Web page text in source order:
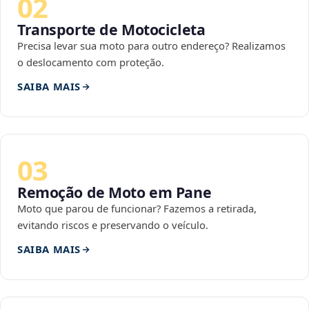
Transporte de Motocicleta
Precisa levar sua moto para outro endereço? Realizamos
o deslocamento com proteção.
SAIBA MAIS
03
Remoção de Moto em Pane
Moto que parou de funcionar? Fazemos a retirada,
evitando riscos e preservando o veículo.
SAIBA MAIS